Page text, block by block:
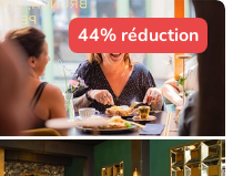
44% réduction